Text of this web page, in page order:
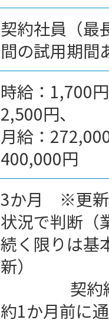
契約社員（最
間の試用期間
時給：1,700
2,500円、
月給：
400,000円
3か月 ※更新
状況で判断（
続く限りは基
新）
契約終
約1か月前に